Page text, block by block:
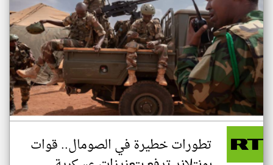
تطورات خطيرة في الصومال.. قوات